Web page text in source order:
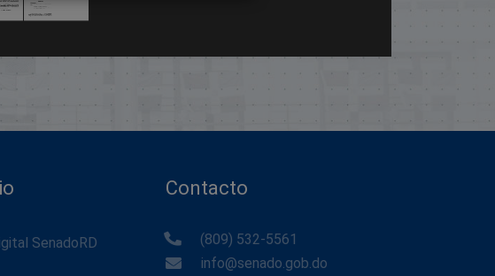
SenadoRD
Contacto
(809) 532-5561
info@senado.gob.do